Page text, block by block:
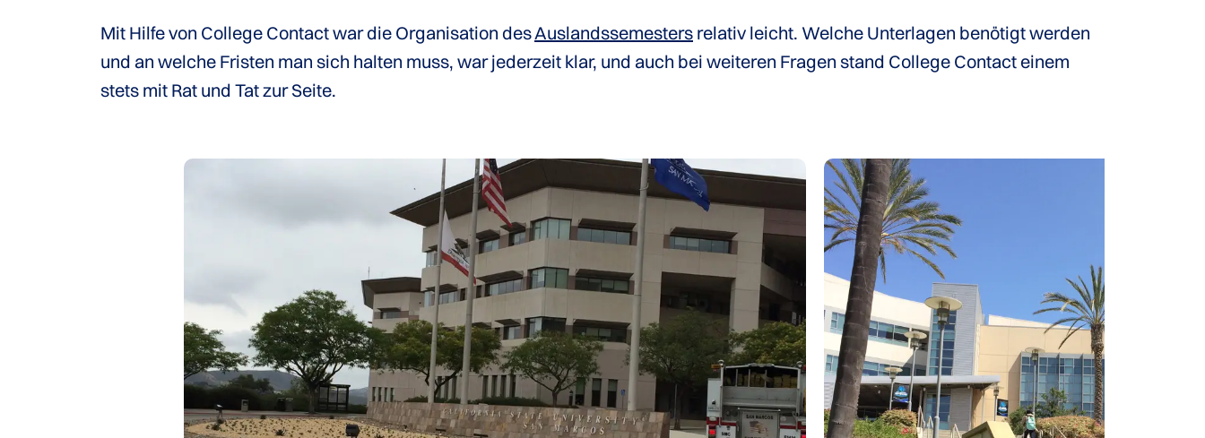
Mit Hilfe von College Contact war die Organisation desAuslandssemesters relativ leicht. Welche Unterlagen benötigt werden
und an welche Fristen man sich halten muss, war jederzeit klar, und auch bei weiteren Fragen stand College Contact einem
stets mit Rat und Tat zur Seite.